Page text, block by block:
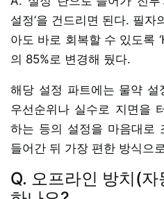
설정’을 건드리면 된다. 필
아도 바로 회복할 수 있도록
의 85%로 변경해 뒀다.
해당 설정 파트에는 물약
우선순위나 실수로 지면을
하는 등의 설정을 마음대로
들어간 뒤 가장 편한 방식으
Q. 오프라인 방치(